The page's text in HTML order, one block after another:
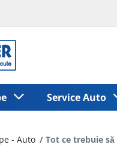
Service Auto
- Auto Tot ce trebuie